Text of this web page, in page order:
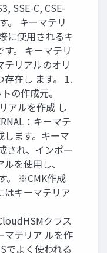
SSE-C, CSE-
。 キーマテリ
に使⽤されるキ
。 キーマテリ
テリアルのオリ
在し ます。 1.
の作成元。
アルを作成 し
：キーマテ
します。キーマ
され、インポー
を使⽤し、
。 ※CMK作成
はキーマテリア
クラス
マテリア ルを作
でよく使われる